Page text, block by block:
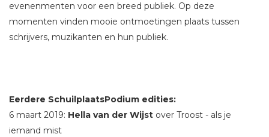
evenenmenten voor een breed publiek. Op deze
momenten vinden mooie ontmoetingen plaats tussen
schrijvers, muzikanten en hun publiek.
Eerdere SchuilplaatsPodium edities:
6 maart 2019: Hella van der Wijst over Troost - als je
iemand mist